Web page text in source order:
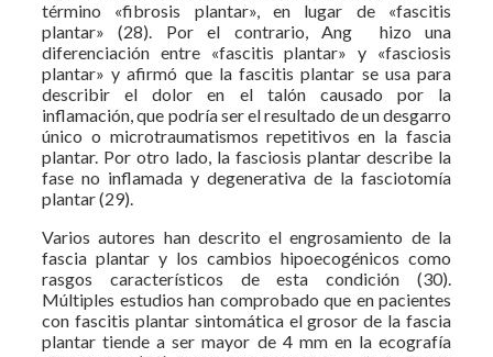
término «fibrosis plantar», en lugar de «fascitis
plantar» (28). Por el contrario, Ang hizo una
diferenciación entre «fascitis plantar» y «fasciosis
plantar» y afirmó que la fascitis plantar se usa para
describir el dolor en el talón causado por la
inflamación, que podría ser el resultado de un desgarro
único o microtraumatismos repetitivos en la fascia
plantar. Por otro lado, la fasciosis plantar describe la
fase no inflamada y degenerativa de la fasciotomía
plantar (29).
Varios autores han descrito el engrosamiento de la
fascia plantar y los cambios hipoecogénicos como
rasgos característicos de esta condición (30).
Múltiples estudios han comprobado que en pacientes
con fascitis plantar sintomática el grosor de la fascia
plantar tiende a ser mayor de 4 mm en la ecografía